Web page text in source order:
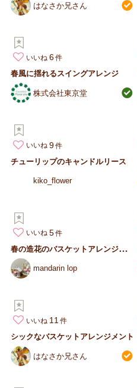
はなさか兄さん
いいね 6
春風に揺れるスイングアレンジ
株式会社東京堂
いいね 9
チューリップのキャンドルリース
kiko_flower
いいね 5
春
の造花のバスケットアレンジメント
mandarin lop
いいね 11
シックなバスケットアレンジメント
はなさか兄さん